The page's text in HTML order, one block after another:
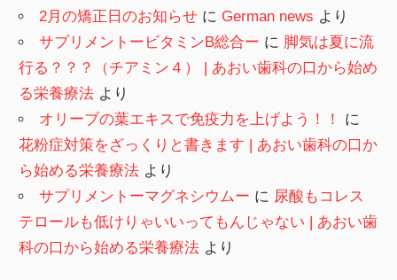
2月の矯正日のお知らせ に German news より
サプリメントービタミンB総合ー に 脚気は夏に流
行る？？？（チアミン４） | あおい歯科の口から始め
る栄養療法 より
オリーブの葉エキスで免疫力を上げよう！！
に
花粉症対策をざっくりと書きます | あおい歯科の口か
ら始める栄養療法 より
サプリメントーマグネシウムー に 尿酸もコレス
テロールも低けりゃいいってもんじゃない | あおい歯
科の口から始める栄養療法 より